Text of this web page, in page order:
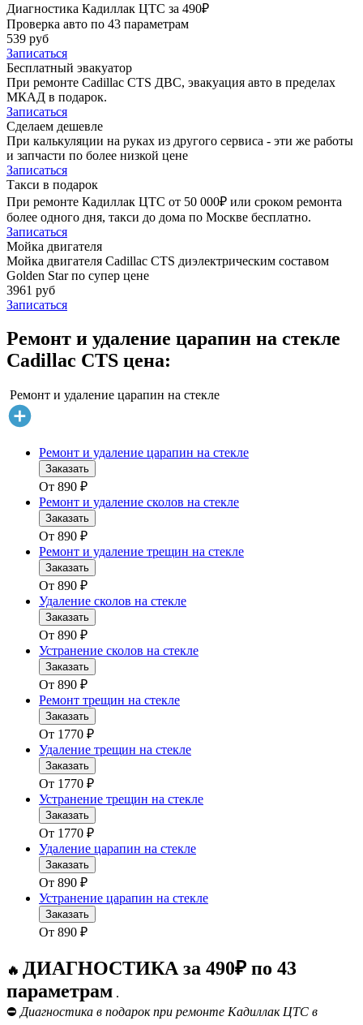
Диагностика Кадиллак ЦТС за 490₽
Проверка авто по 43 параметрам
539 руб
Записаться
Бесплатный эвакуатор
При ремонте Cadillac CTS ДВС, эвакуация авто в пределах
МКАД в подарок.
Записаться
Сделаем дешевле
При калькуляции на руках из другого сервиса - эти же работы
и запчасти по более низкой цене
Записаться
Такси в подарок
При ремонте Кадиллак ЦТС от 50 000₽ или сроком ремонта
более одного дня, такси до дома по Москве бесплатно.
Записаться
Мойка двигателя
Мойка двигателя Cadillac CTS диэлектрическим составом
Golden Star по супер цене
3961 руб
Записаться
Ремонт и удаление царапин на стекле
Cadillac CTS цена:
Ремонт и удаление царапин на стекле
Ремонт и удаление царапин на стекле
Заказать
От 890 ₽
Ремонт и удаление сколов на стекле
Заказать
От 890 ₽
Ремонт и удаление трещин на стекле
Заказать
От 890 ₽
Удаление сколов на стекле
Заказать
От 890 ₽
Устранение сколов на стекле
Заказать
От 890 ₽
Ремонт трещин на стекле
Заказать
От 1770 ₽
Удаление трещин на стекле
Заказать
От 1770 ₽
Устранение трещин на стекле
Заказать
От 1770 ₽
Удаление царапин на стекле
Заказать
От 890 ₽
Устранение царапин на стекле
Заказать
От 890 ₽
🔥 ДИАГНОСТИКА за 490₽ по 43
параметрам .
⛔ Диагностика в подарок при ремонте Кадиллак ЦТС в